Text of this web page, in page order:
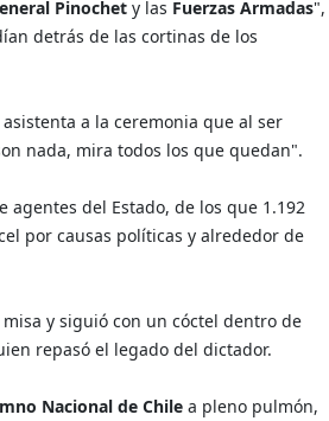
Pinochet y las Fuerzas Armadas",
detrás de las cortinas de los
a la ceremonia que al ser
nada, mira todos los que quedan".
del Estado, de los que 1.192
por causas políticas y alrededor de
y siguió con un cóctel dentro de
repasó el legado del dictador.
Nacional de Chile a pleno pulmón,